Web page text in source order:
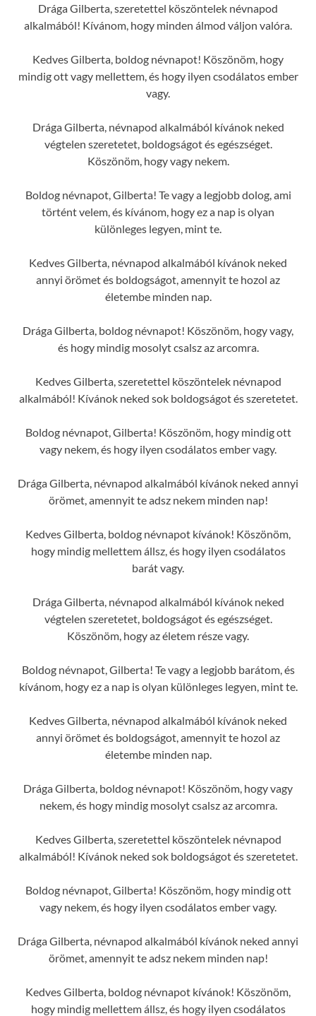
Drága Gilberta, szeretettel köszöntelek névnapod
alkalmából! Kívánom, hogy minden álmod váljon valóra.
Kedves Gilberta, boldog névnapot! Köszönöm, hogy
mindig ott vagy mellettem, és hogy ilyen csodálatos ember
vagy.
Drága Gilberta, névnapod alkalmából kívánok neked
végtelen szeretetet, boldogságot és egészséget.
Köszönöm, hogy vagy nekem.
Boldog névnapot, Gilberta! Te vagy a legjobb dolog, ami
történt velem, és kívánom, hogy ez a nap is olyan
különleges legyen, mint te.
Kedves Gilberta, névnapod alkalmából kívánok neked
annyi örömet és boldogságot, amennyit te hozol az
életembe minden nap.
Drága Gilberta, boldog névnapot! Köszönöm, hogy vagy,
és hogy mindig mosolyt csalsz az arcomra.
Kedves Gilberta, szeretettel köszöntelek névnapod
alkalmából! Kívánok neked sok boldogságot és szeretetet.
Boldog névnapot, Gilberta! Köszönöm, hogy mindig ott
vagy nekem, és hogy ilyen csodálatos ember vagy.
Drága Gilberta, névnapod alkalmából kívánok neked annyi
örömet, amennyit te adsz nekem minden nap!
Kedves Gilberta, boldog névnapot kívánok! Köszönöm,
hogy mindig mellettem állsz, és hogy ilyen csodálatos
barát vagy.
Drága Gilberta, névnapod alkalmából kívánok neked
végtelen szeretetet, boldogságot és egészséget.
Köszönöm, hogy az életem része vagy.
Boldog névnapot, Gilberta! Te vagy a legjobb barátom, és
kívánom, hogy ez a nap is olyan különleges legyen, mint te.
Kedves Gilberta, névnapod alkalmából kívánok neked
annyi örömet és boldogságot, amennyit te hozol az
életembe minden nap.
Drága Gilberta, boldog névnapot! Köszönöm, hogy vagy
nekem, és hogy mindig mosolyt csalsz az arcomra.
Kedves Gilberta, szeretettel köszöntelek névnapod
alkalmából! Kívánok neked sok boldogságot és szeretetet.
Boldog névnapot, Gilberta! Köszönöm, hogy mindig ott
vagy nekem, és hogy ilyen csodálatos ember vagy.
Drága Gilberta, névnapod alkalmából kívánok neked annyi
örömet, amennyit te adsz nekem minden nap!
Kedves Gilberta, boldog névnapot kívánok! Köszönöm,
hogy mindig mellettem állsz, és hogy ilyen csodálatos